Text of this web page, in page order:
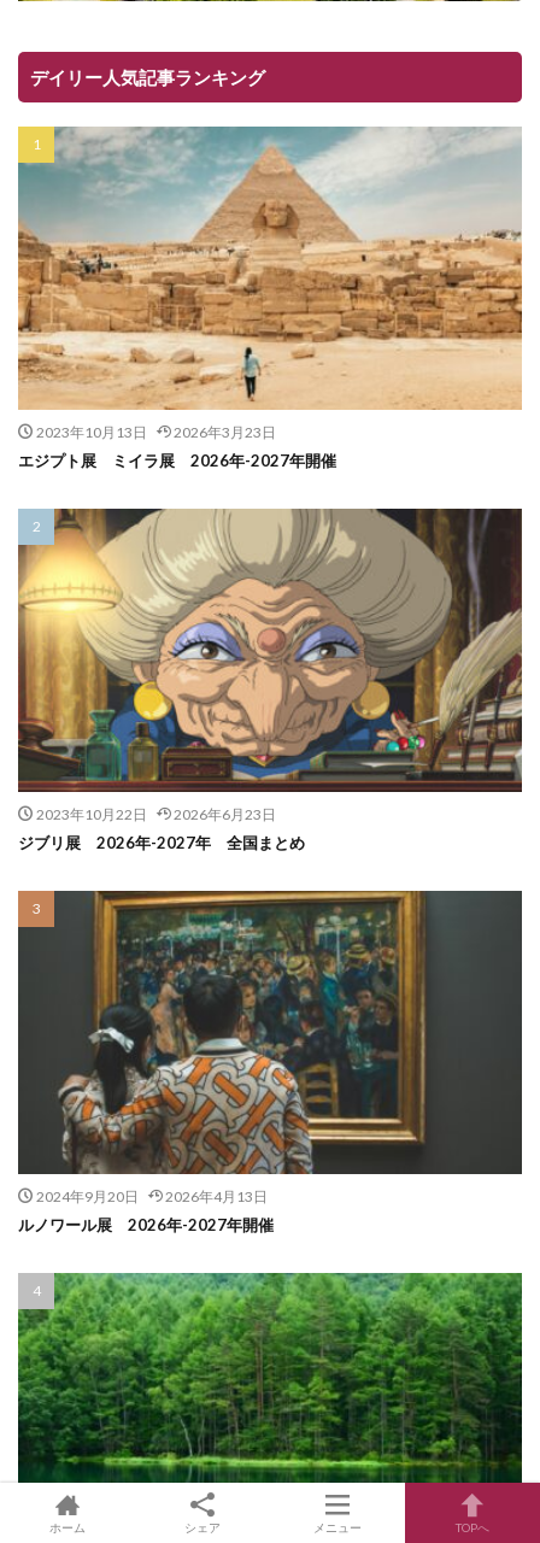
デイリー人気記事ランキング
2023年10月13日 2026年3月23日
エジプト展 ミイラ展 2026年-2027年開催
2023年10月22日 2026年6月23日
ジブリ展 2026年-2027年 全国まとめ
2024年9月20日 2026年4月13日
ルノワール展 2026年-2027年開催
ホーム シェア メニュー TOPへ